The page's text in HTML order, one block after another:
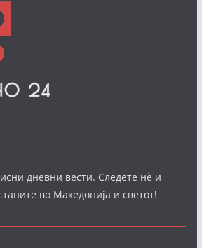
дневни вести. Следете нè и
во Македонија и светот!